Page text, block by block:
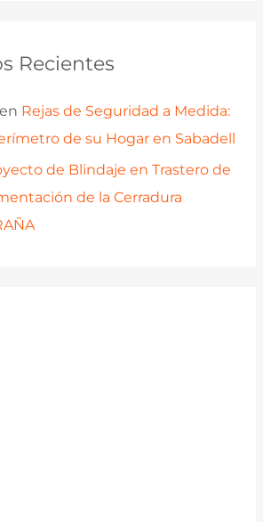
Recientes
en Rejas de Seguridad a Medida:
de su Hogar en Sabadell
de Blindaje en Trastero de
de la Cerradura